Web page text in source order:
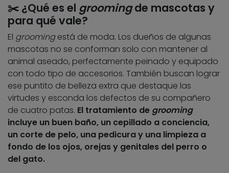
✂️ ¿Qué es el groomingde mascotas y
para qué vale?
El groomingestá de moda. Los dueños de algunas
mascotas no se conforman solo con mantener al
animal aseado, perfectamente peinado y equipado
con todo tipo de accesorios. También buscan lograr
ese puntito de belleza extra que destaque las
virtudes y esconda los defectos de su compañero
de cuatro patas. El tratamiento de grooming
incluye un buen baño, un cepillado a conciencia,
un corte de pelo, una pedicura y una limpieza a
fondo de los ojos, orejas y genitales del perro o
del gato.